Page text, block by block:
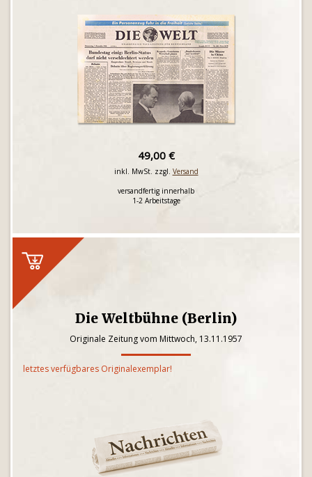
49,00 €
inkl. MwSt. zzgl. Versand
versandfertig innerhalb
1-2 Arbeitstage
Die Weltbühne (Berlin)
Originale Zeitung vom Mittwoch, 13.11.1957
letztes verfügbares Originalexemplar!